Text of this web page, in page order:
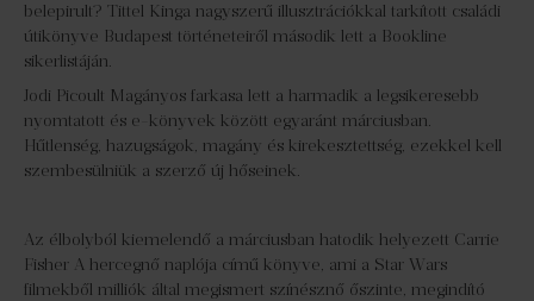
belepirult? Tittel Kinga nagyszerű illusztrációkkal tarkított családi
útikönyve Budapest történeteiről második lett a Bookline
sikerlistáján.
Jodi Picoult Magányos farkasa lett a harmadik a legsikeresebb
nyomtatott és e-könyvek között egyaránt márciusban.
Hűtlenség, hazugságok, magány és kirekesztettség, ezekkel kell
szembesülniük a szerző új hőseinek.
Az élbolyból kiemelendő a márciusban hatodik helyezett Carrie
Fisher A hercegnő naplója című könyve, ami a Star Wars
filmekből milliók által megismert színésznő őszinte, megindító